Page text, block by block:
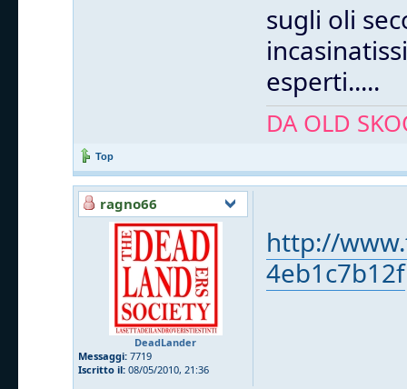
sugli oli
esperti.....
DA OLD
Top
ragno66
DeadLander
Messaggi: 7719
Iscritto il: 08/05/2010, 21:36
http://
4eb1c7b12f